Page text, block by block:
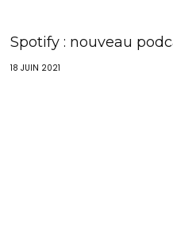
Spotify : nouveau
18 JUIN 2021